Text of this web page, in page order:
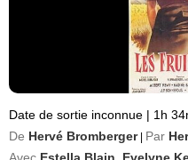
Date de sortie inconnue | 1h
De Hervé Bromberger Par